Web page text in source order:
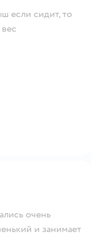
если сидит, то
очень
и занимает